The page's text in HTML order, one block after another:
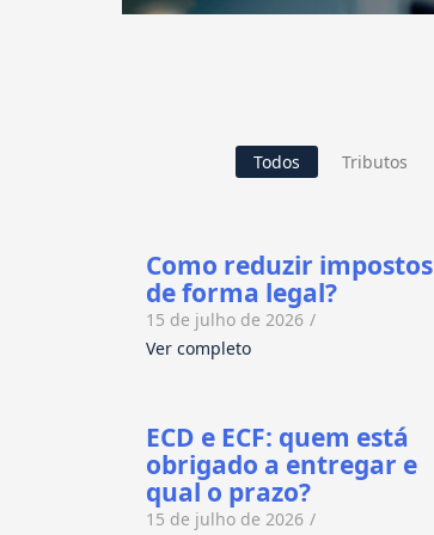
Todos Tributos
Como reduzir impostos
de forma legal?
15 de julho de 2026 /
Ver completo
ECD e ECF: quem está
obrigado a entregar e
qual o prazo?
15 de julho de 2026 /